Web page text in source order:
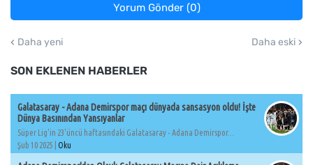
Yorum Gönder (0)
Daha yeni Daha eski
SON EKLENEN HABERLER
Galatasaray - Adana Demirspor maçı dünyada sansasyon oldu! İşte
Dünya Basınından Yansıyanlar
Süper Lig'in 23'üncü haftasındaki Galatasaray - Adana Demirspor...
Şub 10 2025 | Oku